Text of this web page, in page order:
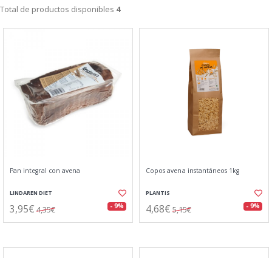
Total de productos disponibles 4
Pan integral con avena
LINDAREN DIET
3,95€ 4,35€ - 9%
Copos avena instantáneos 1kg
PLANTIS
4,68€ 5,15€ - 9%